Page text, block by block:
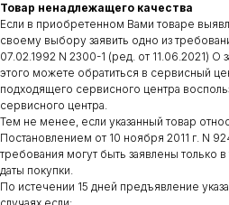
Товар ненадлежащего качества
Если в приобретенном Вами товаре
своему выбору заявить одно из
07.02.1992 N 2300-1 (ред. от 11.06.2021) О
этого можете обратиться в сервисный
подходящего сервисного центра
сервисного центра.
Тем не менее, если указанный товар
Постановлением от 10 ноября 2011 г. N
требования могут быть заявлены только
даты покупки.
По истечении 15 дней предъявление